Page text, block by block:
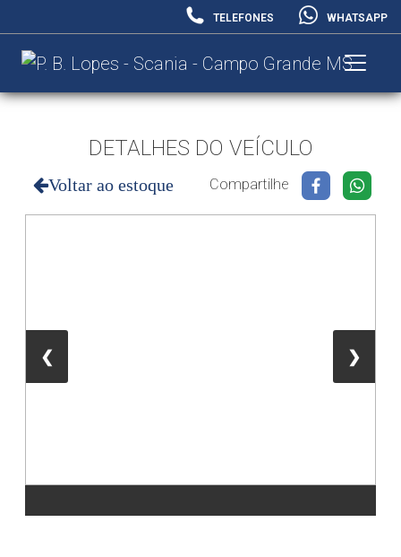
TELEFONES WHATSAPP
DETALHES DO VEÍCULO
Voltar ao estoque Compartilhe
❮ ❯